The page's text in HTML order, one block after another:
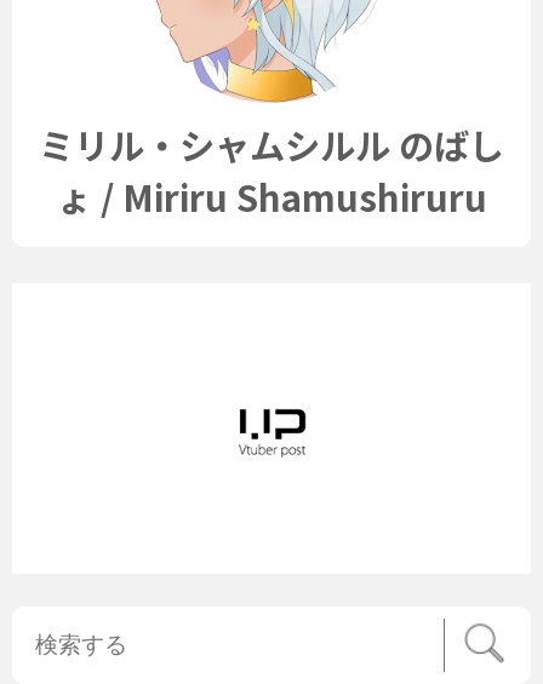
ミリル・シャムシルル のばし
ょ / Miriru Shamushiruru